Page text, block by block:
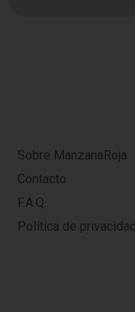
Sobre ManzanaRoja
Contacto
F.A.Q.
Política de privacidad